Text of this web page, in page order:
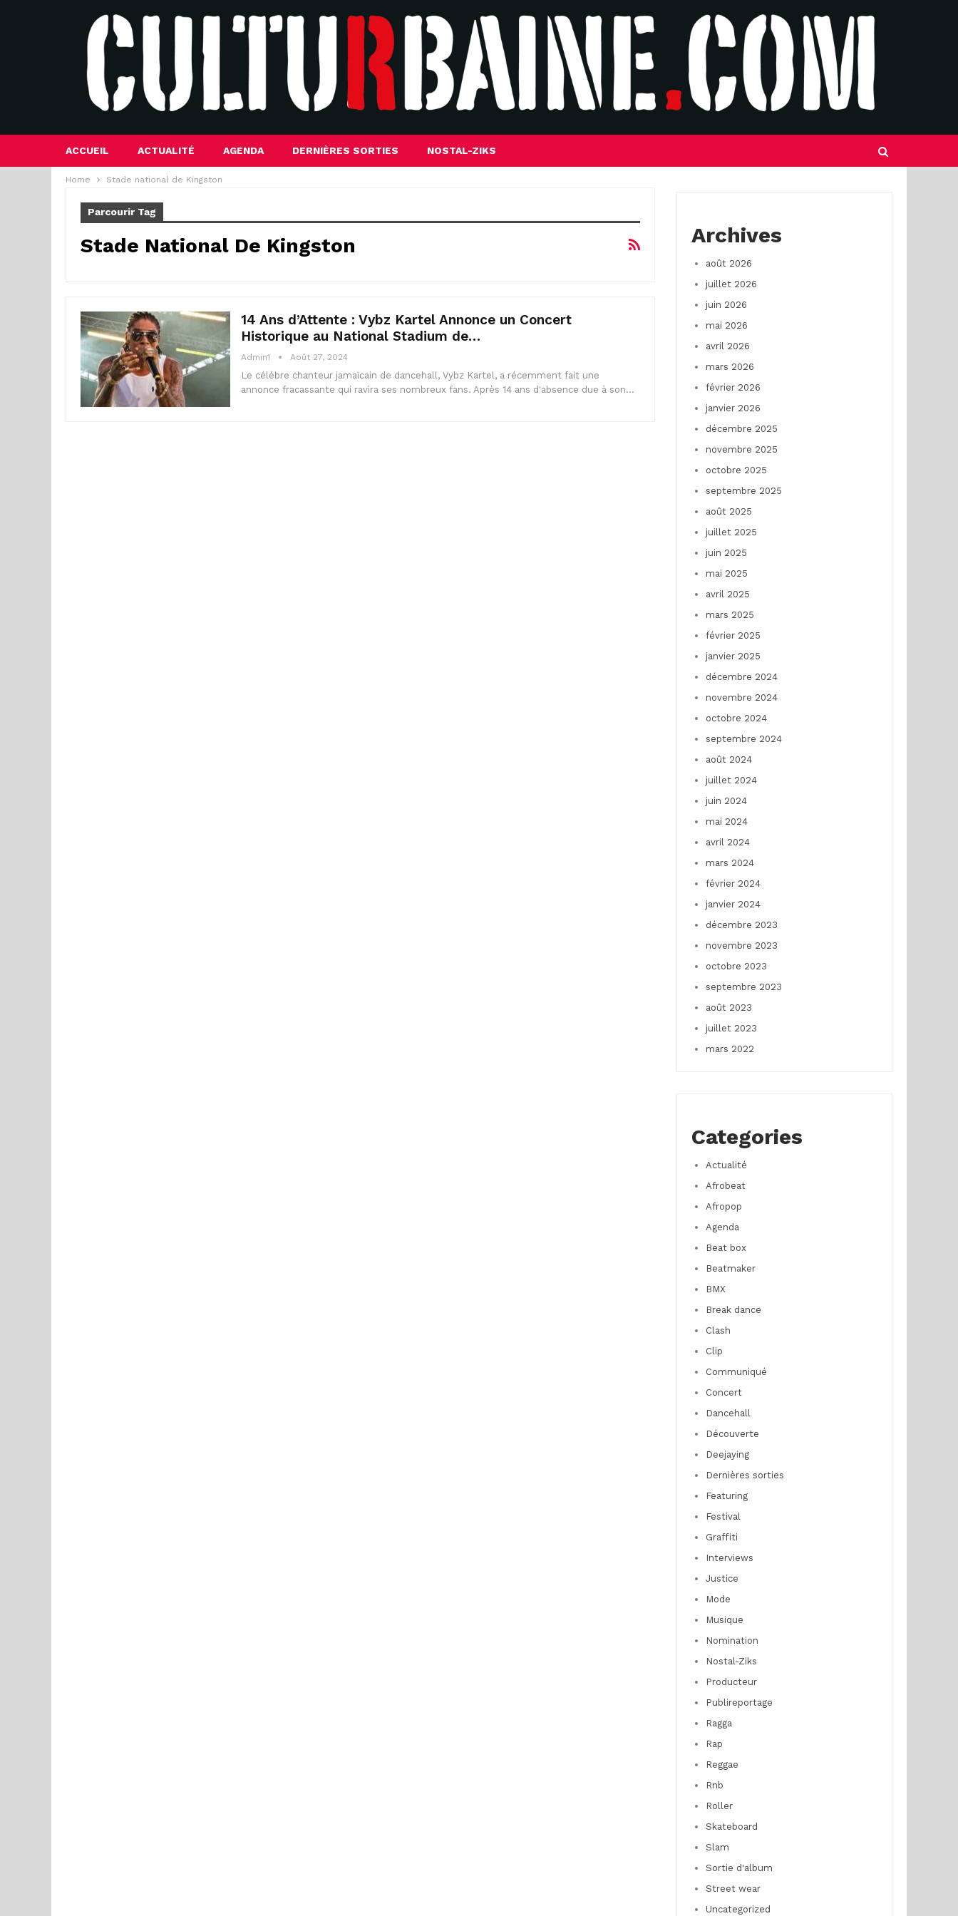
ACCUEIL ACTUALITÉ AGENDA DERNIÈRES SORTIES NOSTAL-ZIKS
Home Stade national de Kingston
Parcourir Tag
Stade National De Kingston
14 Ans d’Attente : Vybz Kartel Annonce un Concert
Historique au National Stadium de…
Admin1 Août 27, 2024
Le célèbre chanteur jamaïcain de dancehall, Vybz Kartel, a récemment fait une
annonce fracassante qui ravira ses nombreux fans. Après 14 ans d'absence due à son…
Archives
août 2026
juillet 2026
juin 2026
mai 2026
avril 2026
mars 2026
février 2026
janvier 2026
décembre 2025
novembre 2025
octobre 2025
septembre 2025
août 2025
juillet 2025
juin 2025
mai 2025
avril 2025
mars 2025
février 2025
janvier 2025
décembre 2024
novembre 2024
octobre 2024
septembre 2024
août 2024
juillet 2024
juin 2024
mai 2024
avril 2024
mars 2024
février 2024
janvier 2024
décembre 2023
novembre 2023
octobre 2023
septembre 2023
août 2023
juillet 2023
mars 2022
Categories
Actualité
Afrobeat
Afropop
Agenda
Beat box
Beatmaker
BMX
Break dance
Clash
Clip
Communiqué
Concert
Dancehall
Découverte
Deejaying
Dernières sorties
Featuring
Festival
Graffiti
Interviews
Justice
Mode
Musique
Nomination
Nostal-Ziks
Producteur
Publireportage
Ragga
Rap
Reggae
Rnb
Roller
Skateboard
Slam
Sortie d'album
Street wear
Uncategorized